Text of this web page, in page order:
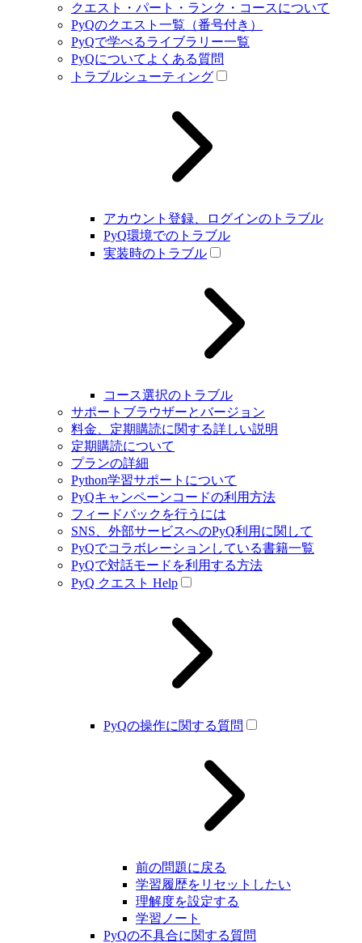
クエスト・パート・ランク・コースについて
PyQのクエスト一覧（番号付き）
PyQで学べるライブラリー一覧
PyQについてよくある質問
トラブルシューティング
アカウント登録、ログインのトラブル
PyQ環境でのトラブル
実装時のトラブル
コース選択のトラブル
サポートブラウザーとバージョン
料金、定期購読に関する詳しい説明
定期購読について
プランの詳細
Python学習サポートについて
PyQキャンペーンコードの利用方法
フィードバックを行うには
SNS、外部サービスへのPyQ利用に関して
PyQでコラボレーションしている書籍一覧
PyQで対話モードを利用する方法
PyQ クエスト Help
PyQの操作に関する質問
前の問題に戻る
学習履歴をリセットしたい
理解度を設定する
学習ノート
PyQの不具合に関する質問